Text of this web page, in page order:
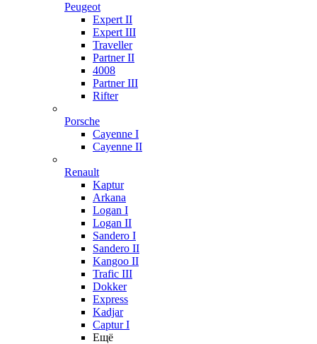
Peugeot
Expert II
Expert III
Traveller
Partner II
4008
Partner III
Rifter
Porsche
Cayenne I
Cayenne II
Renault
Kaptur
Arkana
Logan I
Logan II
Sandero I
Sandero II
Kangoo II
Trafic III
Dokker
Express
Kadjar
Captur I
Ещё